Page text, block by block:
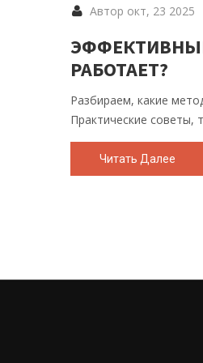
Автор окт, 23 2025
РАБОТАЕТ?
Разбираем, какие
Практические советы,
Читать Далее